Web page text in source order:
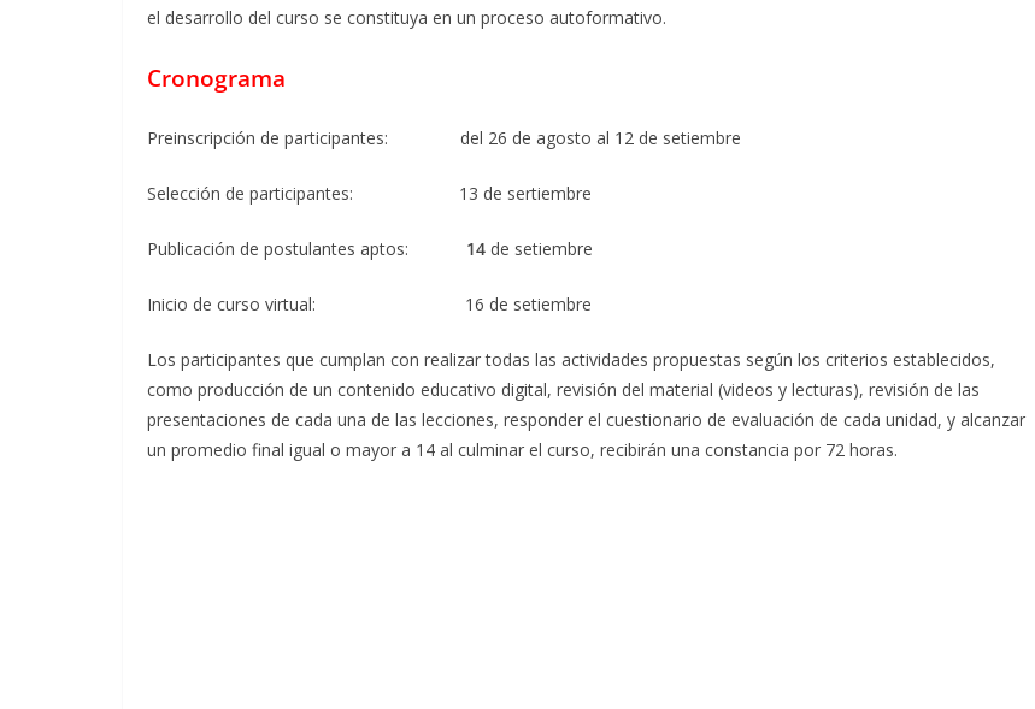
el desarrollo del curso se constituya en un proceso autoformativo.
Cronograma
Preinscripción de participantes: del 26 de agosto al 12 de setiembre
Selección de participantes: 13 de sertiembre
Publicación de postulantes aptos: 14 de setiembre
Inicio de curso virtual: 16 de setiembre
Los participantes que cumplan con realizar todas las actividades propuestas según los criterios establecidos,
como producción de un contenido educativo digital, revisión del material (videos y lecturas), revisión de las
presentaciones de cada una de las lecciones, responder el cuestionario de evaluación de cada unidad, y alcanzar
un promedio final igual o mayor a 14 al culminar el curso, recibirán una constancia por 72 horas.